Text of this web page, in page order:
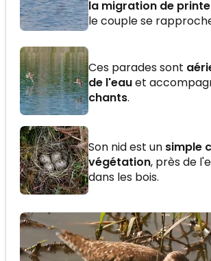
la migration de
le couple se
Ces parades sont
de l'eauet
chants.
Son nid est un simple
végétation, près de
dans les bois.